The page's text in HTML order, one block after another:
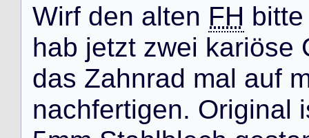
Wirf den alten FH bitte
hab jetzt zwei kariöse
das Zahnrad mal auf
nachfertigen. Original i